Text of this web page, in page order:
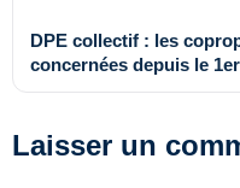
DPE collectif : les
concernées depuis le
Laisser un